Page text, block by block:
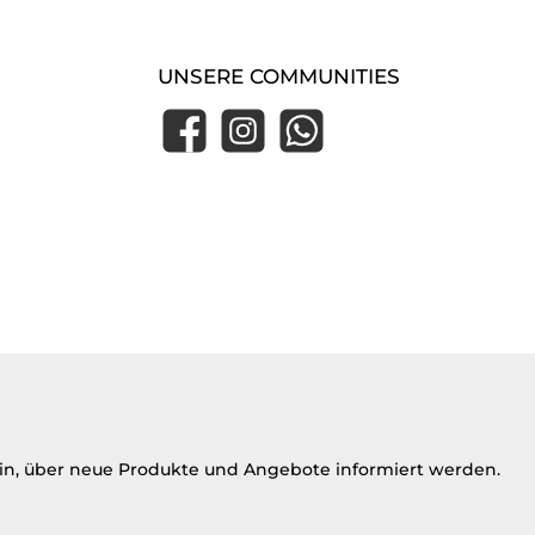
UNSERE COMMUNITIES
FacebookInstagramWhatsApp
über neue Produkte und Angebote informiert werden.